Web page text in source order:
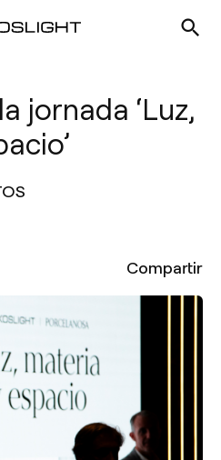
jornada ‘Luz,
Compartir